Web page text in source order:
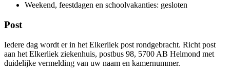
Weekend, feestdagen en schoolvakanties: gesloten
Post
Iedere dag wordt er in het Elkerliek post rondgebracht. Richt post
aan het Elkerliek ziekenhuis, postbus 98, 5700 AB Helmond met
duidelijke vermelding van uw naam en kamernummer.